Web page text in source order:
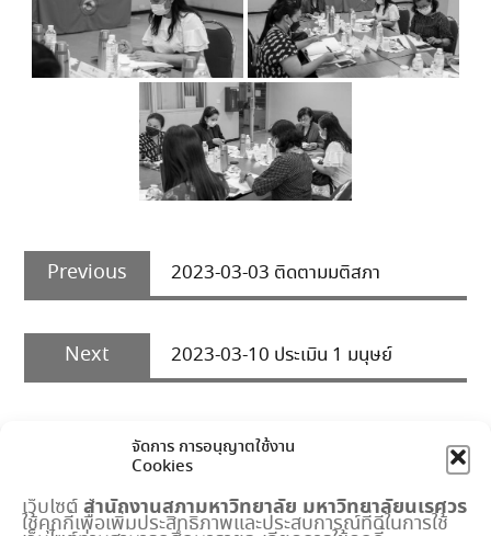
จัดการ การอนุญาตใช้งาน
Cookies
เว็บไซต์สำนักงานสภามหาวิทยาลัย มหาวิทยาลัยนเรศวร
ใช้คุกกี้เพื่อเพิ่มประสิทธิภาพและประสบการณ์ที่ดีในการใช้
Post
navigation
Previous
Previous
post:
2023-03-03 ติดตามมติสภา
Next
Next
post:
2023-03-10 ประเมิน 1 มนุษย์